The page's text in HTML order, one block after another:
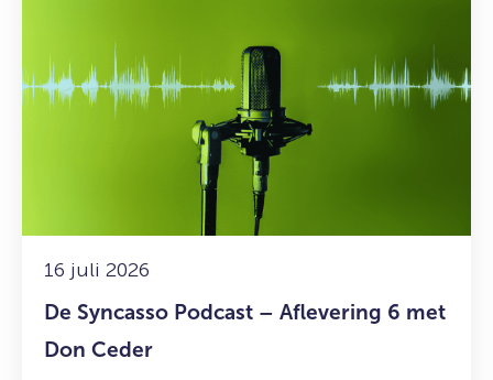
16 juli 2026
De Syncasso Podcast – Aflevering 6 met
Don Ceder
Syncasso
Podcast
Don
Ceder